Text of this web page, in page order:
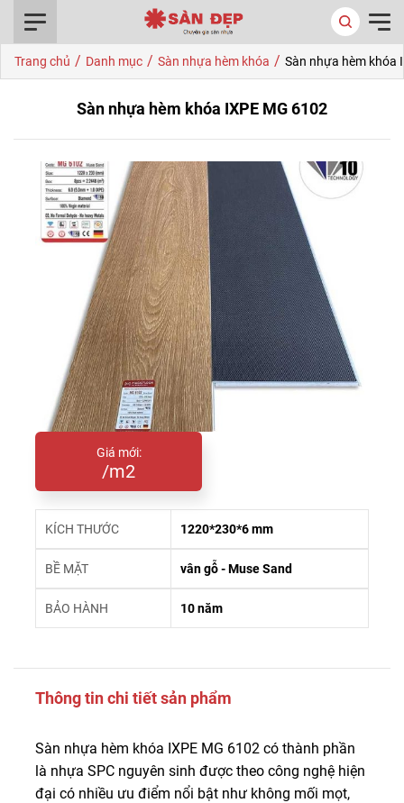
Trang chủ / Danh mục / Sàn nhựa hèm khóa / Sàn nhựa hèm khóa
Sàn nhựa hèm khóa IXPE MG 6102
Giá mới:
/m2
KÍCH THƯỚC 1220*230*6 mm
BỀ MẶT vân gỗ - Muse Sand
BẢO HÀNH 10 năm
Thông tin chi tiết sản phẩm
Sàn nhựa hèm khóa IXPE MG 6102 có thành phần
là nhựa SPC nguyên sinh được theo công nghệ hiện
đại có nhiều ưu điểm nổi bật như không mối mọt,